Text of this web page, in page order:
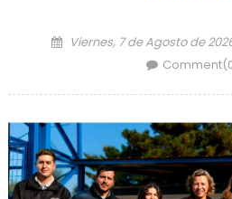
Posted on
Viernes, 7 de Agosto de